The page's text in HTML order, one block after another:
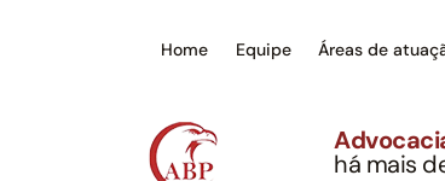
Home Equipe Áreas de
há mais